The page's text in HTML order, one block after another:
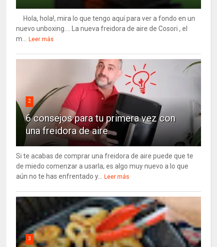
Hola, hola!, mira lo que tengo aquí para ver a fondo en un
nuevo unboxing…. La nueva freidora de aire de Cosori , el
m... Leer más
2
6 consejos para tu primera vez con
una freidora de aire
Si te acabas de comprar una freidora de aire puede que te
de miedo comenzar a usarla, es algo muy nuevo a lo que
aún no te has enfrentado y... Leer más
3